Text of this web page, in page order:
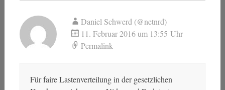
Daniel Schwerd (@netnrd)
11. Februar 2016 um 13:55 Uhr
Permalink
Für faire Lastenverteilung in der gesetzlichen